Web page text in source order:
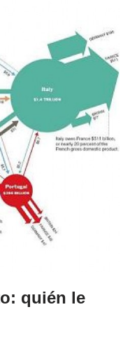
quién le